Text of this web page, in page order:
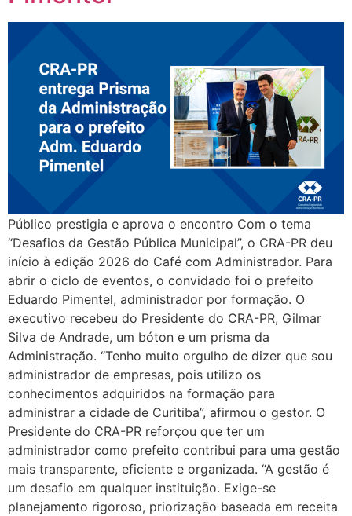
Público prestigia e aprova o encontro Com o tema
“Desafios da Gestão Pública Municipal”, o CRA-PR deu
início à edição 2026 do Café com Administrador. Para
abrir o ciclo de eventos, o convidado foi o prefeito
Eduardo Pimentel, administrador por formação. O
executivo recebeu do Presidente do CRA-PR, Gilmar
Silva de Andrade, um bóton e um prisma da
Administração. “Tenho muito orgulho de dizer que sou
administrador de empresas, pois utilizo os
conhecimentos adquiridos na formação para
administrar a cidade de Curitiba”, afirmou o gestor. O
Presidente do CRA-PR reforçou que ter um
administrador como prefeito contribui para uma gestão
mais transparente, eficiente e organizada. “A gestão é
um desafio em qualquer instituição. Exige-se
planejamento rigoroso, priorização baseada em receita